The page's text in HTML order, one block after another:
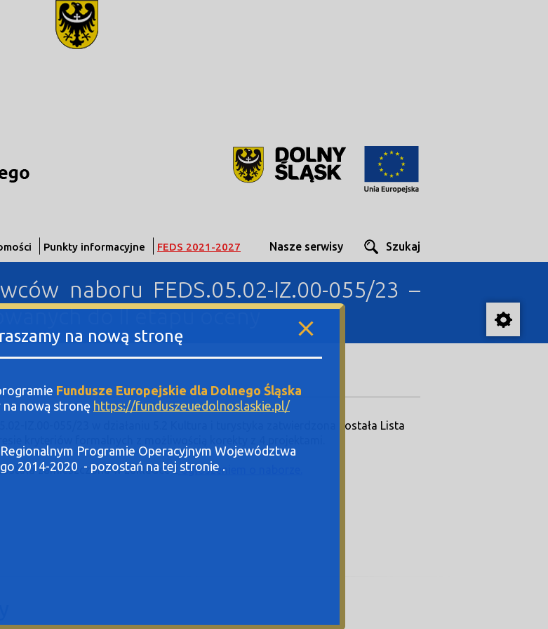
Punkty informacyjne FEDS 2021-2027 Szukaj
Nasze serwisy
naboru FEDS.05.02-IZ.00-055/23 –
do II etapu oceny
IZ.00-055/23 w działaniu 5.2 Kultura i turystyka zatwierdzona została Lista
kryteriów formalnych z możliwością korekty z 4 projektami.
zamieszczona w zakładce z ogłoszeniem o naborze.
modal-check
na nową stronę
Fundusze Europejskie dla Dolnego Śląska
na nową stronę https://funduszeuedolnoslaskie.pl/
Programie Operacyjnym Województwa
2014-2020 - pozostań na tej stronie .